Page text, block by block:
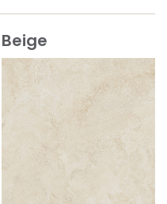
Beige